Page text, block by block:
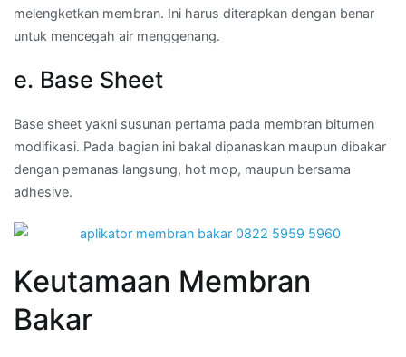
melengketkan membran. Ini harus diterapkan dengan benar
untuk mencegah air menggenang.
e. Base Sheet
Base sheet yakni susunan pertama pada membran bitumen
modifikasi. Pada bagian ini bakal dipanaskan maupun dibakar
dengan pemanas langsung, hot mop, maupun bersama
adhesive.
Keutamaan Membran
Bakar